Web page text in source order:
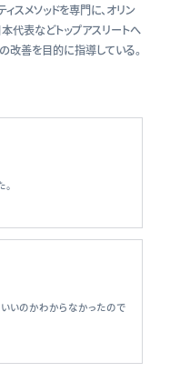
スメソッドを専門に、オリン
本代表などトップアスリートへ
改善を目的に指導している。
いのかわからなかったので